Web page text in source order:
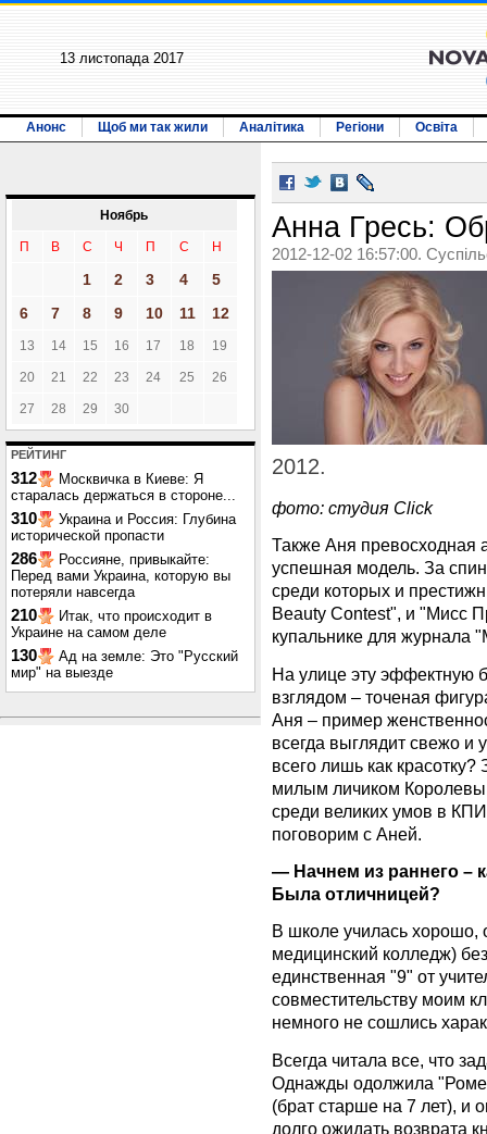
13 листопада 2017
Анонс Щоб ми так жили Аналітика Регіони Освіта
Ноябрь
П В С Ч П С Н
1 2 3 4
5
6
7 8 9 10 11 12
13 14 15 16 17 18 19
20 21 22 23 24 25 26
27 28 29 30
РЕЙТИНГ
312
Москвичка в Киеве: Я
старалась держаться в стороне...
310
Украина и Россия: Глубина
исторической пропасти
286
Россияне, привыкайте:
Перед вами Украина, которую вы
потеряли навсегда
210
Итак, что происходит в
Украине на самом деле
130
Ад на земле: Это "Русский
мир" на выезде
Анна Гресь:
2012-12-02 16:57:00.
2012.
фото: студия Click
Также Аня превосходная
успешная модель. За
среди которых и
Beauty Contest", и "Мисс
купальнике для журнала
На улице эту эффектную
взглядом – точеная
Аня – пример
всегда выглядит свежо
всего лишь как красотку?
милым личиком
среди великих умов в
поговорим с Аней.
— Начнем из раннего –
Была отличницей?
В школе училась хорошо,
медицинский колледж)
единственная "9" от
совместительству моим
немного не сошлись
Всегда читала все, что
Однажды одолжила
(брат старше на 7 лет), и
долго ожидать возврата